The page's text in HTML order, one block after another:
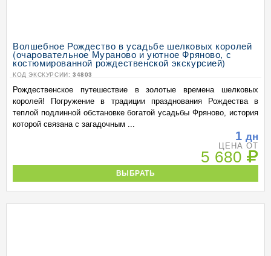
Волшебное Рождество в усадьбе шелковых королей
(очаровательное Мураново и уютное Фряново, с
костюмированной рождественской экскурсией)
КОД ЭКСКУРСИИ: 34803
Рождественское путешествие в золотые времена шелковых
королей! Погружение в традиции празднования Рождества в
теплой подлинной обстановке богатой усадьбы Фряново, история
которой связана с загадочным ...
1 дн
ЦЕНА ОТ
5 680
ВЫБРАТЬ